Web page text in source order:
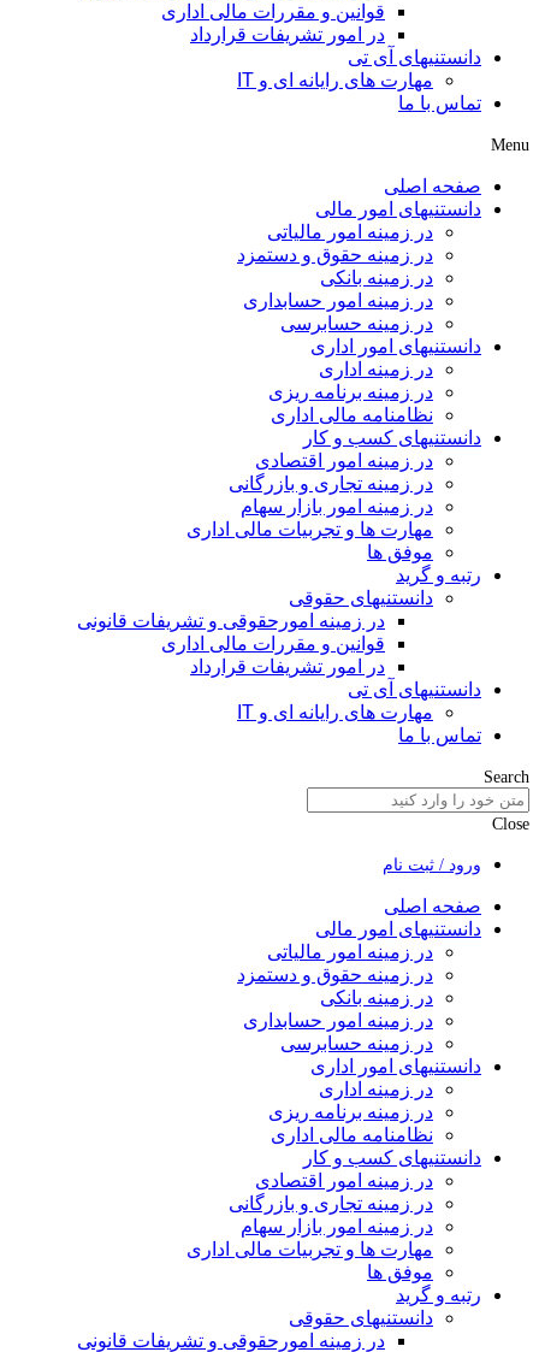
قوانین و مقررات مالی اداری
در امور تشریفات قرارداد
دانستنیهای آی تی
مهارت های رایانه ای و IT
تماس با ما
Menu
صفحه اصلی
دانستنیهای امور مالی
در زمینه امور مالیاتی
در زمینه حقوق و دستمزد
در زمینه بانکی
در زمینه امور حسابداری
در زمینه حسابرسی
دانستنیهای امور اداری
در زمینه اداری
در زمینه برنامه ریزی
نظامنامه مالی اداری
دانستنیهای کسب و کار
در زمینه امور اقتصادی
در زمینه تجاری و بازرگانی
در زمینه امور بازار سهام
مهارت ها و تجربیات مالی اداری
موفق ها
رتبه و گرید
دانستنیهای حقوقی
در زمینه امورحقوقی و تشریفات قانونی
قوانین و مقررات مالی اداری
در امور تشریفات قرارداد
دانستنیهای آی تی
مهارت های رایانه ای و IT
تماس با ما
Search
Close
ورود / ثبت نام
صفحه اصلی
دانستنیهای امور مالی
در زمینه امور مالیاتی
در زمینه حقوق و دستمزد
در زمینه بانکی
در زمینه امور حسابداری
در زمینه حسابرسی
دانستنیهای امور اداری
در زمینه اداری
در زمینه برنامه ریزی
نظامنامه مالی اداری
دانستنیهای کسب و کار
در زمینه امور اقتصادی
در زمینه تجاری و بازرگانی
در زمینه امور بازار سهام
مهارت ها و تجربیات مالی اداری
موفق ها
رتبه و گرید
دانستنیهای حقوقی
در زمینه امورحقوقی و تشریفات قانونی